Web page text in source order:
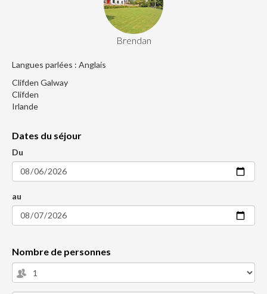
Brendan
Langues parlées : Anglais
Clifden Galway
Clifden
Irlande
Dates du séjour
Du
au
Nombre de personnes